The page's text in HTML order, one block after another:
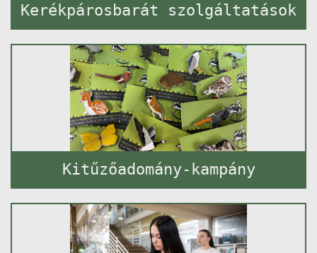
Kerékpárosbarát szolgáltatások
Kitűzőadomány-kampány